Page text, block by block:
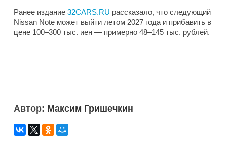
Ранее издание 32CARS.RU рассказало, что следующий
Nissan Note может выйти летом 2027 года и прибавить в
цене 100–300 тыс. иен — примерно 48–145 тыс. рублей.
Автор: Максим Гришечкин